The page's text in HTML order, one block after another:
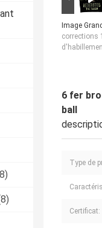
Image
corrections
6 fer
ball
Type de
Certificat: